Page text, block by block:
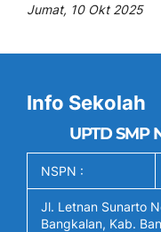
Jumat, 10 Okt 2025
Info Sekolah
UPTD SMP
NSPN :
Jl. Letnan Sunarto
Bangkalan, Kab.